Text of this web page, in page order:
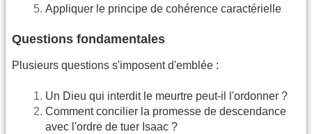
Appliquer le principe de cohérence caractérielle
Questions fondamentales
Plusieurs questions s'imposent d'emblée :
Un Dieu qui interdit le meurtre peut-il l'ordonner ?
Comment concilier la promesse de descendance
avec l'ordre de tuer Isaac ?